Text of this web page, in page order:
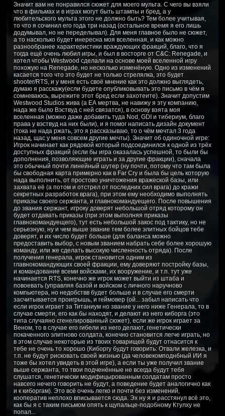
Значит вам не понравился сюжет для моего мульта. С чего вы взяли
что в фильмах и в играх могут быть штампы и бред, а у
любительского мульта этого не должно быть? Тем более учитывая,
то что я сочинил его года три назад (остальное время я его лишь
додумывал, но не переделывал). Для меня главное было не сюжет,
а то насколько будет инересна моя вселенная, и как можно
разнообранее характеристики враждующих фракций, благо, что я
тогда ещё очень любил игры, и был в восторге от C&C: Renegade, и
хотел чтобы Westwood сделали на основе моей вселенной игру
похожую на Renegade, но несколько изменёную. Одно из изменений
касается того что это будет не только стрелялка, это будет
shooter/RTS, и у меня есть своё мнение как это должно выглядеть,
думаю я расскажу(если будете опубликовывать это письмо в чём я
сомневаюсь, вырежите этот бред если захотеите). Значит допустим
Westwood Studios жива (а ЕА мертва, не навижу я эту компанию,
нада же было Вэствуд с ней связатся), в основу взята моя
вселенная (можно даже добавить туда Nod, GDI и тибериум, благо
права у вэствуд на них были), и я помог написать дизайн документ
(тока не нада ржать, это я рассказываю, то о чём мечтал 3 года
назад, щас у меня совсем другие мечты). Значит об одиночной игре:
Игрок начинает как рядовой который подсоединился к одной из трёх
доступных фракций (если бы игра оказалась успешной, то были бы
дополнения, позволяющие играть и за другие фракции), сначала
это обычный почти линейный шутер (ну почти, потому что там была
бы свободная карта примерно как в Far Cry и была бы цель которую
нада выполнить, от простово уничтожения вражеской базы, или
захвата её (а потом и отстрел от последних сил врага) до кражи
секретных разработок врага), при этом ему необходимо выполнять
приказы своего сержанта, и главнокомандуещего. После повышения
до звания сержант, игроку доверят небольшой отряд которому он
будет отдавать приказы (при этом выполняя приказы
главнокомандуещего), тут есть небольшой закос под тактику, но не
серьезную, ну и чем выше звание тем более элитных бойцов тебе
доверят, и их число будет больше (для баланса можно
предоставить выбор, с новым званием набрать себе более хорошую
команду, или же сделать высокую численность отряда). После
получения генерала, игрок становится одним из
главнокомандующих своей фракции, ему доверяют постройку базы,
и командование всеми войсками, их вооружение, и т.п. тут уже
начинается RTS, конечно же игрок может выйти из штаба и
повоевать (управляя базой и войском с личного наручново
компьютера, но недобствв будет больше и в случае его смерти
засчитывается проигрышь, и геймовер (ой... забыл написать что
если игрок играет за Титаниум но звание у него ниже Генерала, то в
случае смерти, его как бы находят, и делают из него киборга (это
типа случаяно сгенелированный сюжет), если же игрок играет за
Веном, то в случае его гибели из него делают, генетически
покаченного элитново солдата, конечно становится легче играть, но
в этом случае некоторые из твоих товарищей будут отнасится к
тебе не очень то хорошо (Киборгу будут говорить: Отвали железка, и
т.п. не будут рисковать своей жизнью (да человекомподнбный ИИ я
тоже бы хотел увидеть в этой игре), а если ты уже получил звание
выше сержанта, то твои подченённые не всегда будут тебя
слушатся, генетически модифицырованным солдатам просто
навсего нечего говорить не будут, а поведение будет аналогично как
и к киборгам). Это всё очень легко и почти без изменений,
кооператив неплохо вписывается сюда. Эх ну я и расстянул всё это,
как бы я с таким письмом опять к щупальце-подобному Ктулху не
попал...